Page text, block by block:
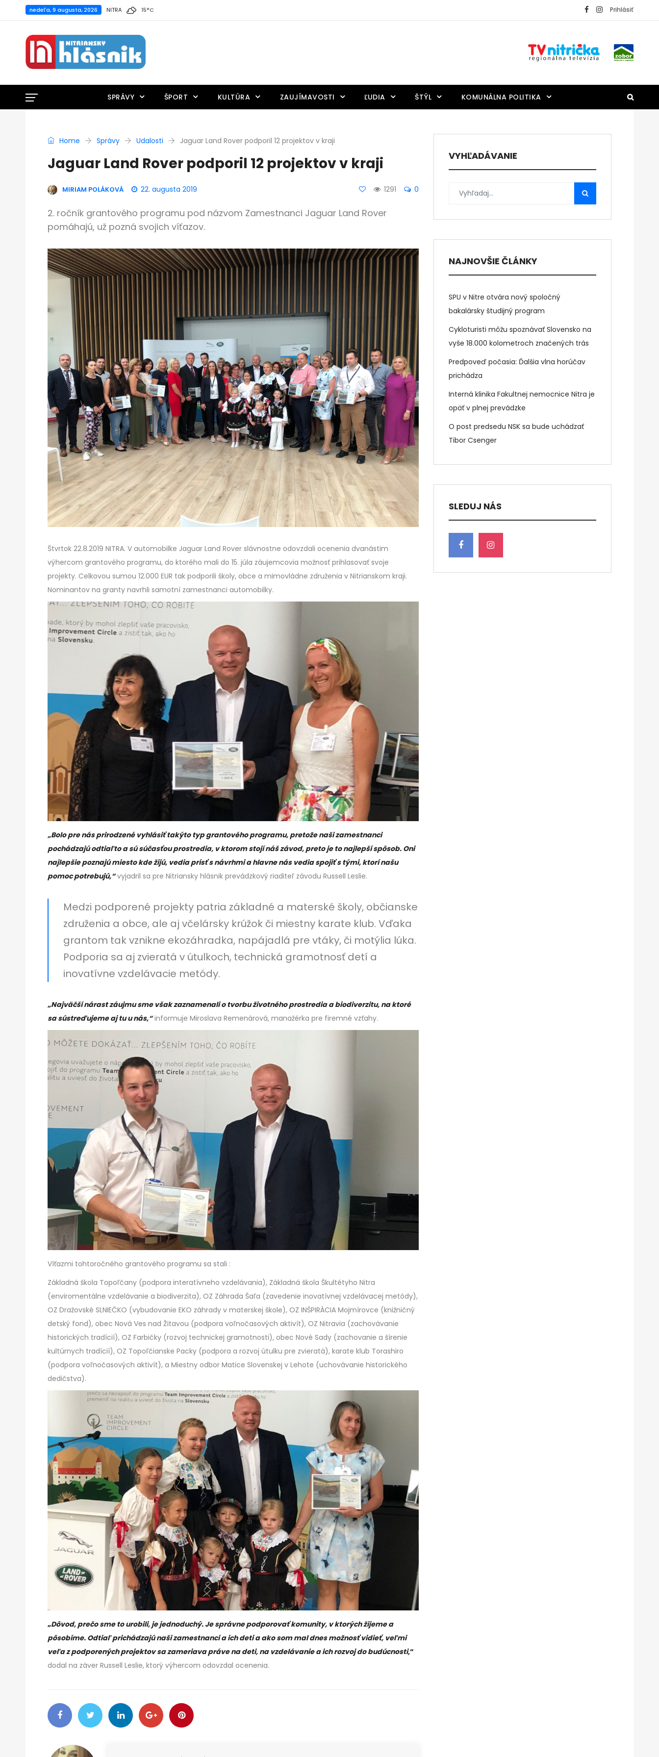
nedeľa, 9 augusta, 2026 NITRA 15°C Prihlásiť
SPRÁVY ŠPORT KULTÚRA ZAUJÍMAVOSTI ĽUDIA ŠTÝL KOMUNÁLNA POLITIKA
Home Správy Udalosti Jaguar Land Rover podporil 12 projektov v kraji
Jaguar Land Rover podporil 12 projektov v kraji
MIRIAM POLÁKOVÁ 22. augusta 2019 1291 0
2. ročník grantového programu pod názvom Zamestnanci Jaguar Land Rover
pomáhajú, už pozná svojich víťazov.
Štvrtok 22.8.2019 NITRA. V automobilke Jaguar Land Rover slávnostne odovzdali ocenenia dvanástim
výhercom grantového programu, do ktorého mali do 15. júla záujemcovia možnosť prihlasovať svoje
projekty. Celkovou sumou 12.000 EUR tak podporili školy, obce a mimovládne združenia v Nitrianskom kraji.
Nominantov na granty navrhli samotní zamestnanci automobilky.
„Bolo pre nás prirodzené vyhlásiť takýto typ grantového programu, pretože naši zamestnanci
pochádzajú odtiaľto a sú súčasťou prostredia, v ktorom stojí náš závod, preto je to najlepší spôsob. Oni
najlepšie poznajú miesto kde žijú, vedia prísť s návrhmi a hlavne nás vedia spojiť s tými, ktorí našu
pomoc potrebujú,“ vyjadril sa pre Nitriansky hlásnik prevádzkový riaditeľ závodu Russell Leslie.
Medzi podporené projekty patria základné a materské školy, občianske
združenia a obce, ale aj včelársky krúžok či miestny karate klub. Vďaka
grantom tak vznikne ekozáhradka, napájadlá pre vtáky, či motýlia lúka.
Podporia sa aj zvieratá v útulkoch, technická gramotnosť detí a
inovatívne vzdelávacie metódy.
„Najväčší nárast záujmu sme však zaznamenali o tvorbu životného prostredia a biodiverzitu, na ktoré
sa sústreďujeme aj tu u nás,“informuje Miroslava Remenárová, manažérka pre firemné vzťahy.
Víťazmi tohtoročného grantového programu sa stali :
Základná škola Topoľčany (podpora interatívneho vzdelávania), Základná škola Škultétyho Nitra
(enviromentálne vzdelávanie a biodiverzita), OZ Záhrada Šaľa (zavedenie inovatívnej vzdelávacej metódy),
OZ Dražovské SLNIEČKO (vybudovanie EKO záhrady v materskej škole), OZ INŠPIRÁCIA Mojmírovce (knižničný
detský fond), obec Nová Ves nad Žitavou (podpora voľnočasových aktivít), OZ Nitravia (zachovávanie
historických tradícií), OZ Farbičky (rozvoj technickej gramotnosti), obec Nové Sady (zachovanie a šírenie
kultúrnych tradícií), OZ Topoľčianske Packy (podpora a rozvoj útulku pre zvieratá), karate klub Torashiro
(podpora voľnočasových aktivít), a Miestny odbor Matice Slovenskej v Lehote (uchovávanie historického
dedičstva).
„Dôvod, prečo sme to urobili, je jednoduchý. Je správne podporovať komunity, v ktorých žijeme a
pôsobíme. Odtiaľ prichádzajú naši zamestnanci a ich deti a ako som mal dnes možnosť vidieť, veľmi
veľa z podporených projektov sa zameriava práve na deti, na vzdelávanie a ich rozvoj do budúcnosti,“
dodal na záver Russell Leslie, ktorý výhercom odovzdal ocenenia.
VYHĽADÁVANIE
NAJNOVŠIE ČLÁNKY
SPU v Nitre otvára nový spoločný
bakalársky študijný program
Cykloturisti môžu spoznávať Slovensko na
vyše 18.000 kolometroch značených trás
Predpoveď počasia: Ďalšia vlna horúčav
prichádza
Interná klinika Fakultnej nemocnice Nitra je
opäť v plnej prevádzke
O post predsedu NSK sa bude uchádzať
Tibor Csenger
SLEDUJ NÁS